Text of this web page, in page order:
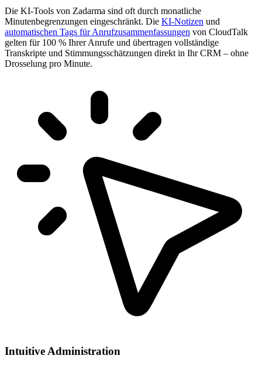
Die KI-Tools von Zadarma sind oft durch monatliche
Minutenbegrenzungen eingeschränkt. Die KI-Notizen und
automatischen Tags für Anrufzusammenfassungen von CloudTalk
gelten für 100 % Ihrer Anrufe und übertragen vollständige
Transkripte und Stimmungsschätzungen direkt in Ihr CRM – ohne
Drosselung pro Minute.
Intuitive Administration